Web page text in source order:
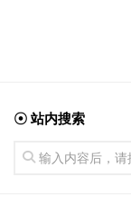
☉ 站内搜索